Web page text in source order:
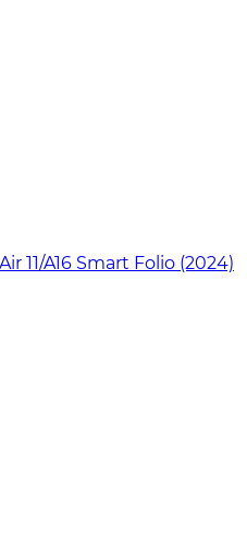
11/A16 Smart Folio (2024)